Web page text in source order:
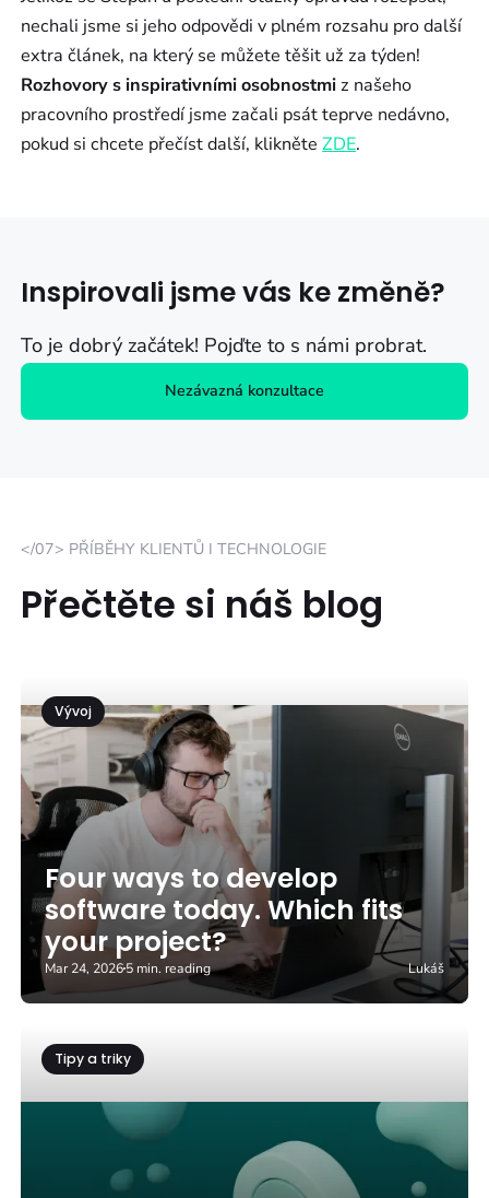
nechali jsme si jeho odpovědi v plném rozsahu pro další
extra článek, na který se můžete těšit už za týden!
Rozhovory s inspirativními osobnostmiz našeho
pracovního prostředí jsme začali psát teprve nedávno,
pokud si chcete přečíst další, klikněteZDE.
Inspirovali jsme vás ke změně?
To je dobrý začátek! Pojďte to s námi probrat.
Nezávazná konzultace
</07> PŘÍBĚHY KLIENTŮ I TECHNOLOGIE
Přečtěte si náš blog
Vývoj
Four ways to develop
software today. Which fits
your project?
Mar 24, 20265 min. reading Lukáš
Tipy a triky